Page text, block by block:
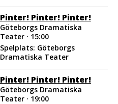
Pinter! Pinter! Pinter!
Göteborgs Dramatiska
Teater · 15:00
Spelplats: Göteborgs
Dramatiska Teater
Pinter! Pinter! Pinter!
Göteborgs Dramatiska
Teater · 19:00